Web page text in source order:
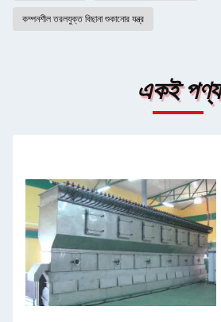
কম্পনশীল তরলযুক্ত বিছানা শুকানোর যন্ত্র
একই পণ্য